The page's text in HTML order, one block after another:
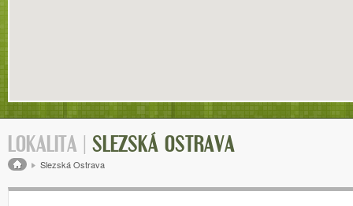
LOKALITA | SLEZSKÁ OSTRAVA
Drobečková navigace
Slezská Ostrava